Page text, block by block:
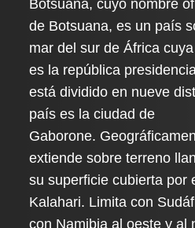
Botsuana, cuyo nombre
de Botsuana, es un país
mar del sur de África
es la república
está dividido en nueve
país es la ciudad de
Gaborone.
extiende sobre terreno
su superficie cubierta por
Kalahari. Limita con
con Namibia al oeste y al